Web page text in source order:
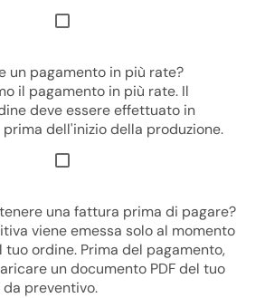
un pagamento in più rate?
il pagamento in più rate. Il
deve essere effettuato in
prima dell'inizio della produzione.
una fattura prima di pagare?
viene emessa solo al momento
ordine. Prima del pagamento,
un documento PDF del tuo
preventivo.